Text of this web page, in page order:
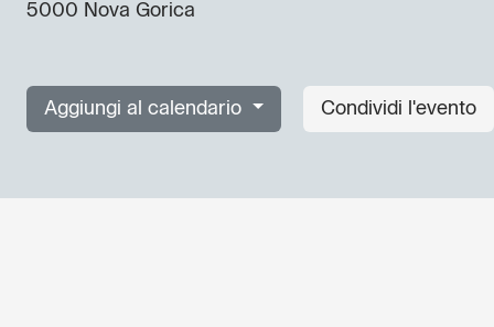
5000 Nova Gorica
Aggiungi al calendario Condividi l'evento